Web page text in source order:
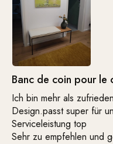
Banc de coin pour le
Ich bin mehr als
Design.passt super für
Serviceleistung top
Sehr zu empfehlen und